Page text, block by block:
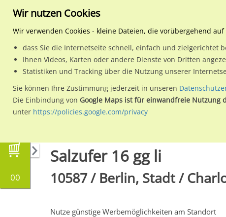
Planen
Wähle den Werbestandort:
00
Salzufer 16 gg li
10587 / Berlin, Stadt /
Nutze günstige Werbemöglichkeiten am Standort
Wir nutzen Cookies
Wir verwenden Cookies - kleine Dateien, die vorübergehend
dass Sie die Internetseite schnell, einfach und zielgerichtet
Ihnen Videos, Karten oder andere Dienste von Dritten
Statistiken und Tracking über die Nutzung unserer
Sie können Ihre Zustimmung jederzeit in unseren
Die Einbindung von Google Maps ist für einwandfreie Nutzung
unter https://policies.google.com/privacy